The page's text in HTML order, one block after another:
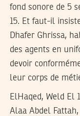
fond sonore de 5
15. Et faut-il
Dhafer Ghrissa,
des agents en
devoir
leur corps de
ElHaqed, Weld El
Alaa Abdel